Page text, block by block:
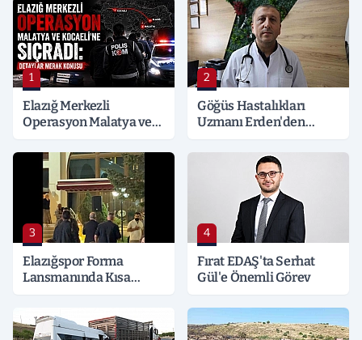
1
Elazığ Merkezli
Operasyon Malatya ve
Detaylar Merak Konusu
2
Göğüs Hastalıkları
Uzmanı Erden'den
3
Elazığspor Forma
Lansmanında Kısa
4
Fırat EDAŞ'ta Serhat
Gül'e Önemli Görev